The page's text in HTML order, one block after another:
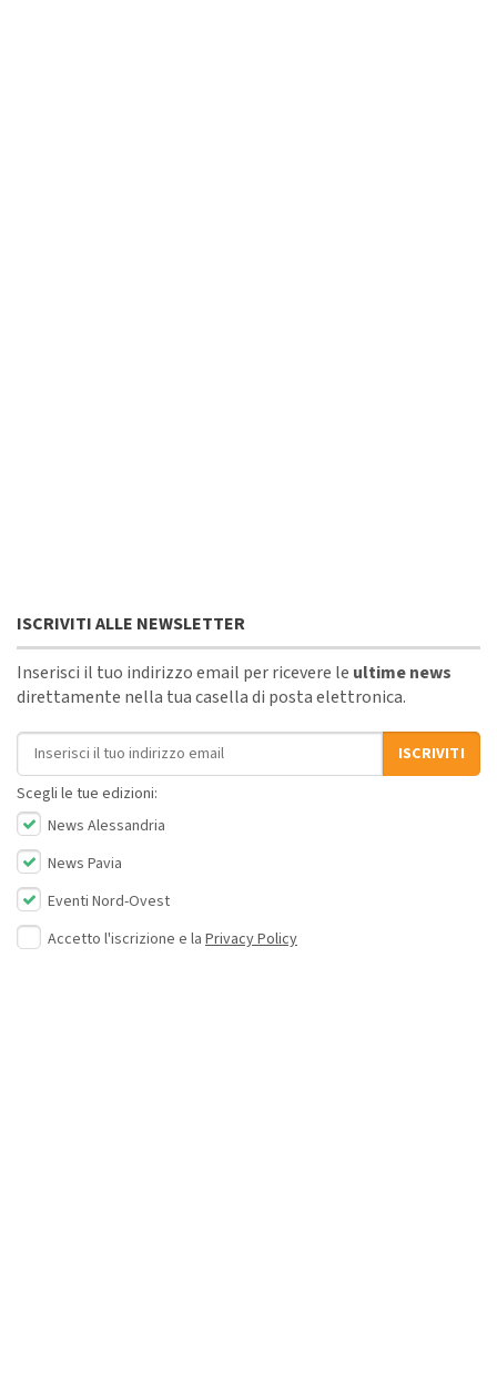
ISCRIVITI ALLE NEWSLETTER
Inserisci il tuo indirizzo email per ricevere le ultime news
direttamente nella tua casella di posta elettronica.
Indirizzo email
ISCRIVITI
Scegli le tue edizioni:
News Alessandria
News Pavia
Eventi Nord-Ovest
Accetto l'iscrizione e la Privacy Policy